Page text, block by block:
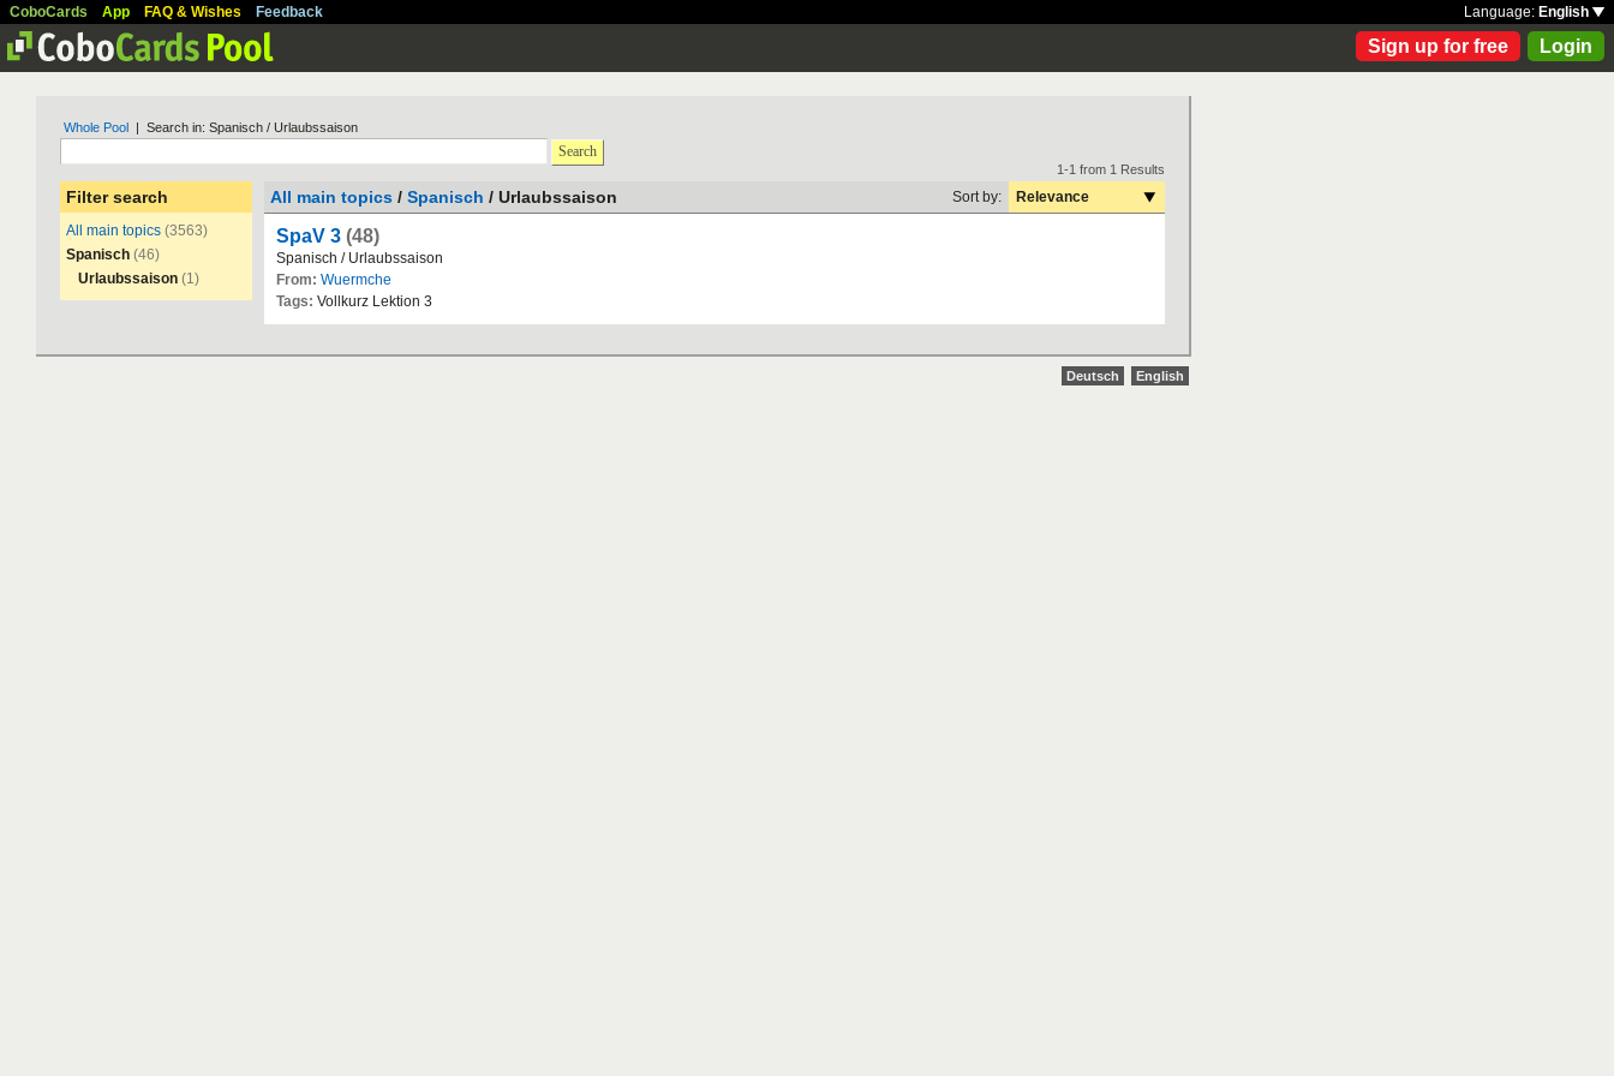
CoboCards App FAQ & Wishes Feedback Language: English
Sign up for free Login
Whole Pool | Search in: Spanisch / Urlaubssaison
Search
Filter search
All main topics (3563)
Spanisch (46)
Urlaubssaison (1)
1-1 from 1 Results
All main topics / Spanisch / Urlaubssaison Sort by: Relevance
SpaV 3 (48)
Spanisch / Urlaubssaison
From: Wuermche
Tags: Vollkurz Lektion 3
Deutsch English